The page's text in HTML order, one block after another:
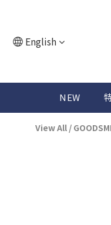
English
NEW
View All /